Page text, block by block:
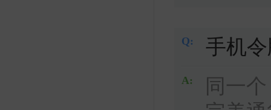
Q: 手机
A:
同一